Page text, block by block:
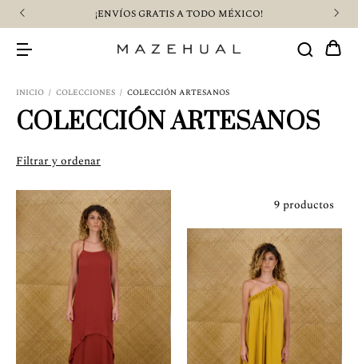
¡ENVÍOS GRATIS A TODO MÉXICO!
INICIO / COLECCIONES / COLECCIÓN ARTESANOS
COLECCIÓN ARTESANOS
Filtrar y ordenar
9 productos